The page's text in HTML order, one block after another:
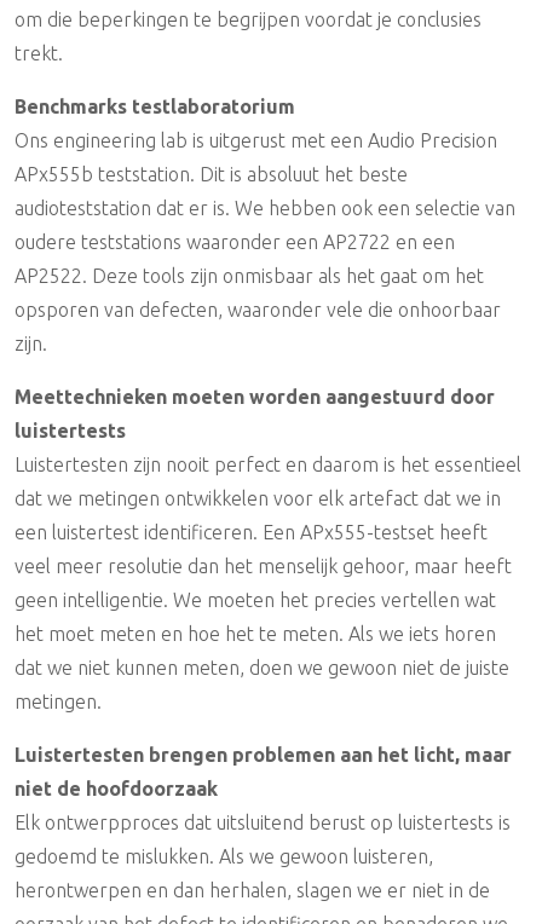
om die beperkingen te begrijpen voordat je conclusies
trekt.
Benchmarks testlaboratorium
Ons engineering lab is uitgerust met een Audio Precision
APx555b teststation. Dit is absoluut het beste
audioteststation dat er is. We hebben ook een selectie van
oudere teststations waaronder een AP2722 en een
AP2522. Deze tools zijn onmisbaar als het gaat om het
opsporen van defecten, waaronder vele die onhoorbaar
zijn.
Meettechnieken moeten worden aangestuurd door
luistertests
Luistertesten zijn nooit perfect en daarom is het essentieel
dat we metingen ontwikkelen voor elk artefact dat we in
een luistertest identificeren. Een APx555-testset heeft
veel meer resolutie dan het menselijk gehoor, maar heeft
geen intelligentie. We moeten het precies vertellen wat
het moet meten en hoe het te meten. Als we iets horen
dat we niet kunnen meten, doen we gewoon niet de juiste
metingen.
Luistertesten brengen problemen aan het licht, maar
niet de hoofdoorzaak
Elk ontwerpproces dat uitsluitend berust op luistertests is
gedoemd te mislukken. Als we gewoon luisteren,
herontwerpen en dan herhalen, slagen we er niet in de